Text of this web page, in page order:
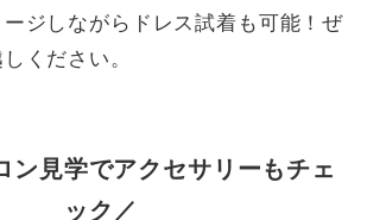
ジしながらドレス試着も可能！ぜ
ください。
ン見学でアクセサリーもチェ
ック ／